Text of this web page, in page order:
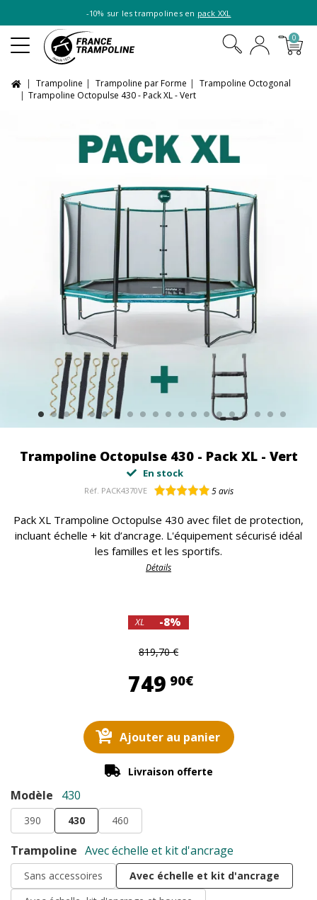
-10% sur les trampolines en pack XXL
0
Trampoline Trampoline par Forme
Trampoline Octogonal
Trampoline Octopulse 430 - Pack XL - Vert
Trampoline Octopulse 430 - Pack XL - Vert
En stock
Réf. PACK4370VE 5avis
Pack XL Trampoline Octopulse 430 avec filet de protection,
incluant échelle + kit d’ancrage. L'équipement sécurisé idéal
les familles et les sportifs.
Détails
XL -8%
819,70 €
749 90€749,90 €
Ajouter au panier
Livraison offerte
Modèle 430
390 430 460
Trampoline Avec échelle et kit d'ancrage
Sans accessoires
Avec échelle et kit d'ancrage